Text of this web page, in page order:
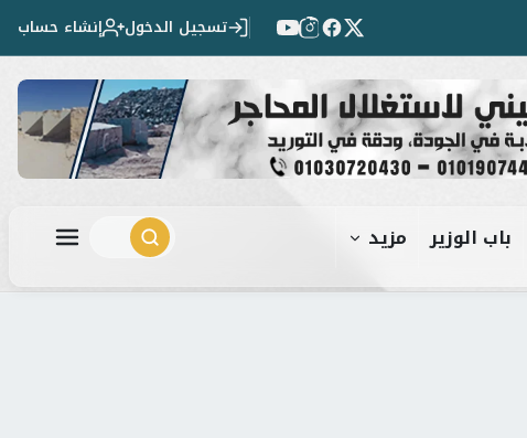
تسجيل الدخول إنشاء حساب
باب الوزير مزيد